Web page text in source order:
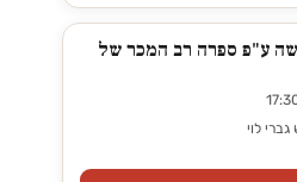
ע"פ ספרה רב המכר של
לוי